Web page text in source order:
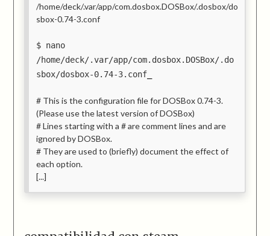
/home/deck/.var/app/com.dosbox.DOSBox/.dosbox/do
sbox-0.74-3.conf
nano
/home/deck/.var/app/com.dosbox.DOSBox/.do
sbox/dosbox-0.74-3.conf
# This is the configuration file for DOSBox 0.74-3.
(Please use the latest version of DOSBox)
# Lines starting with a # are comment lines and are
ignored by DOSBox.
# They are used to (briefly) document the effect of
each option.
[...]